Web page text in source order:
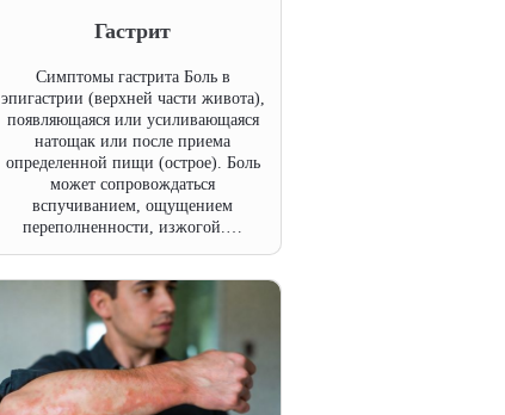
Гастрит
Симптомы гастрита Боль в
эпигастрии (верхней части живота),
появляющаяся или усиливающаяся
натощак или после приема
определенной пищи (острое). Боль
может сопровождаться
вспучиванием, ощущением
переполненности, изжогой.…